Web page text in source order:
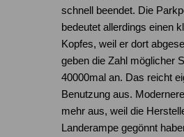
schnell beendet. Die
bedeutet allerdings einen
Kopfes, weil er dort
geben die Zahl möglicher
40000mal an. Das reicht
Benutzung aus.
mehr aus, weil die
Landerampe gegönnt